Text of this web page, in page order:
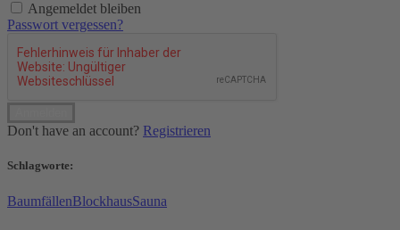
Angemeldet bleiben
Passwort vergessen?
Don't have an account? Registrieren
Schlagworte:
BaumfällenBlockhausSauna